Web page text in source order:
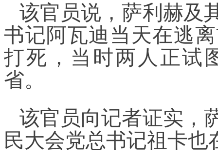
该官员说，萨利赫及
书记阿瓦迪当天在逃
打死，当时两人正试
省。
该官员向记者证实，
民大会党总书记祖卡